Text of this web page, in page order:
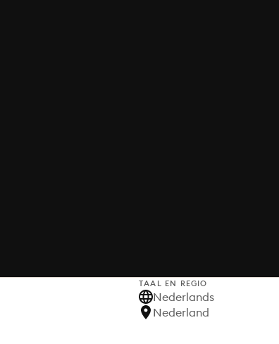
TAAL EN REGIO
Nederlands
Nederland